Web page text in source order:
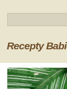
Recepty